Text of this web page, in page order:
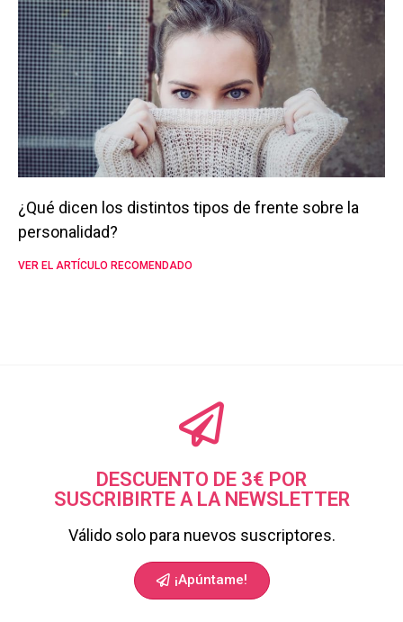
¿Qué dicen los distintos tipos de frente sobre la
personalidad?
VER EL ARTÍCULO RECOMENDADO
DESCUENTO DE 3€ POR
SUSCRIBIRTE A LA NEWSLETTER
Válido solo para nuevos suscriptores.
¡Apúntame!